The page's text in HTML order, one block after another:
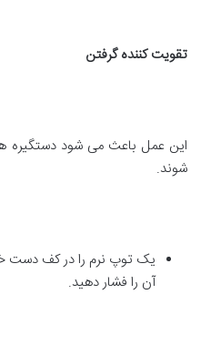
تقویت کننده گرفتن
این عمل باعث می شود دستگیره
شوند.
یک توپ نرم را در کف دست
آن را فشار دهید.